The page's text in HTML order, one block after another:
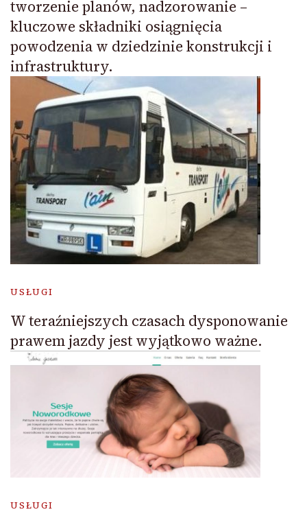
tworzenie planów, nadzorowanie –
kluczowe składniki osiągnięcia
powodzenia w dziedzinie konstrukcji i
infrastruktury.
USŁUGI
W teraźniejszych czasach dysponowanie
prawem jazdy jest wyjątkowo ważne.
USŁUGI